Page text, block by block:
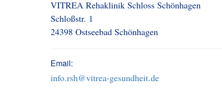
VITREA Rehaklinik Schloss Schönhagen
Schloßstr. 1
24398 Ostseebad Schönhagen
Email:
info.rsh@vitrea-gesundheit.de